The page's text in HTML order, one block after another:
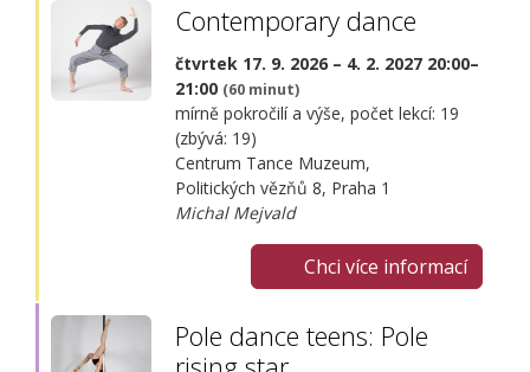
Contemporary dance
čtvrtek 17. 9. 2026 – 4. 2. 2027 20:00–
21:00 (60 minut)
mírně pokročilí a výše, počet lekcí: 19
(zbývá: 19)
Centrum Tance Muzeum,
Politických vězňů 8, Praha 1
Michal Mejvald
Chci více informací
Pole dance teens: Pole